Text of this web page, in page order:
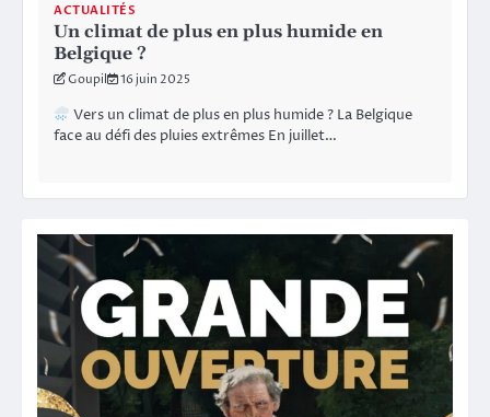
ACTUALITÉS
Un climat de plus en plus humide en
Belgique ?
Goupil 16 juin 2025
Vers un climat de plus en plus humide ? La Belgique
face au défi des pluies extrêmes En juillet…